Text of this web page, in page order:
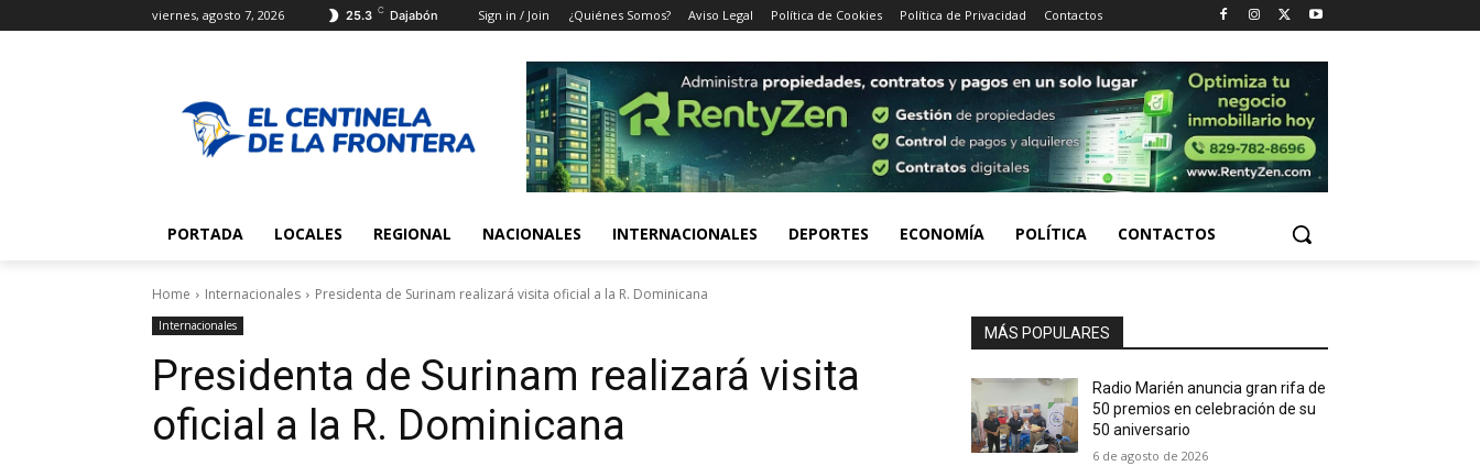
viernes, agosto 7, 2026 25.3 C Dajabón Sign in / Join ¿Quiénes Somos? Aviso Legal Política de Cookies Política de Privacidad Contactos
PORTADA LOCALES REGIONAL NACIONALES INTERNACIONALES DEPORTES ECONOMÍA POLÍTICA CONTACTOS
Home Internacionales Presidenta de Surinam realizará visita oficial a la R. Dominicana
Internacionales
Presidenta de Surinam realizará visita
oficial a la R. Dominicana
MÁS POPULARES
Radio Marién anuncia gran rifa de
50 premios en celebración de su
50 aniversario
6 de agosto de 2026